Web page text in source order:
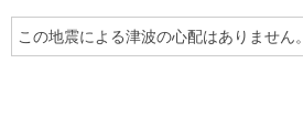
この地震による津波の心配はありません。